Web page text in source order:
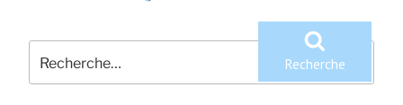
Recherche
pour
:
Recherche